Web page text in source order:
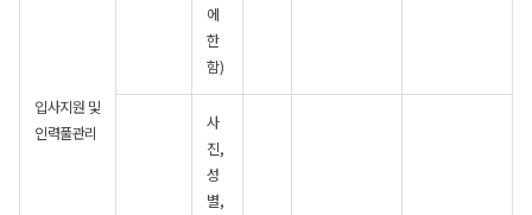
입사지원 및
인력풀관리
에
한
함)
사
진,
성
별,